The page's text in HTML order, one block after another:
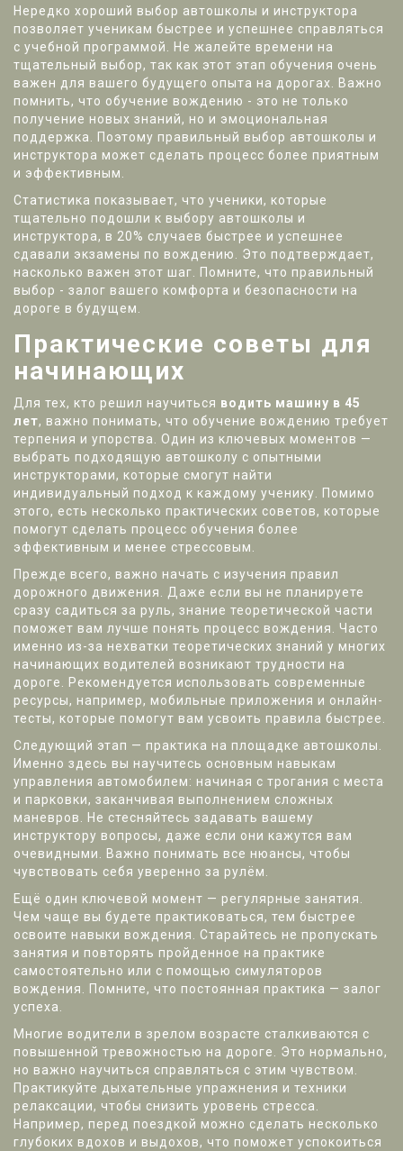
Нередко хороший выбор автошколы и инструктора
позволяет ученикам быстрее и успешнее справляться
с учебной программой. Не жалейте времени на
тщательный выбор, так как этот этап обучения очень
важен для вашего будущего опыта на дорогах. Важно
помнить, что обучение вождению - это не только
получение новых знаний, но и эмоциональная
поддержка. Поэтому правильный выбор автошколы и
инструктора может сделать процесс более приятным
и эффективным.
Статистика показывает, что ученики, которые
тщательно подошли к выбору автошколы и
инструктора, в 20% случаев быстрее и успешнее
сдавали экзамены по вождению. Это подтверждает,
насколько важен этот шаг. Помните, что правильный
выбор - залог вашего комфорта и безопасности на
дороге в будущем.
Практические советы для
начинающих
Для тех, кто решил научиться водить машину в 45
лет, важно понимать, что обучение вождению требует
терпения и упорства. Один из ключевых моментов —
выбрать подходящую автошколу с опытными
инструкторами, которые смогут найти
индивидуальный подход к каждому ученику. Помимо
этого, есть несколько практических советов, которые
помогут сделать процесс обучения более
эффективным и менее стрессовым.
Прежде всего, важно начать с изучения правил
дорожного движения. Даже если вы не планируете
сразу садиться за руль, знание теоретической части
поможет вам лучше понять процесс вождения. Часто
именно из-за нехватки теоретических знаний у многих
начинающих водителей возникают трудности на
дороге. Рекомендуется использовать современные
ресурсы, например, мобильные приложения и онлайн-
тесты, которые помогут вам усвоить правила быстрее.
Следующий этап — практика на площадке автошколы.
Именно здесь вы научитесь основным навыкам
управления автомобилем: начиная с трогания с места
и парковки, заканчивая выполнением сложных
маневров. Не стесняйтесь задавать вашему
инструктору вопросы, даже если они кажутся вам
очевидными. Важно понимать все нюансы, чтобы
чувствовать себя уверенно за рулём.
Ещё один ключевой момент — регулярные занятия.
Чем чаще вы будете практиковаться, тем быстрее
освоите навыки вождения. Старайтесь не пропускать
занятия и повторять пройденное на практике
самостоятельно или с помощью симуляторов
вождения. Помните, что постоянная практика — залог
успеха.
Многие водители в зрелом возрасте сталкиваются с
повышенной тревожностью на дороге. Это нормально,
но важно научиться справляться с этим чувством.
Практикуйте дыхательные упражнения и техники
релаксации, чтобы снизить уровень стресса.
Например, перед поездкой можно сделать несколько
глубоких вдохов и выдохов, что поможет успокоиться